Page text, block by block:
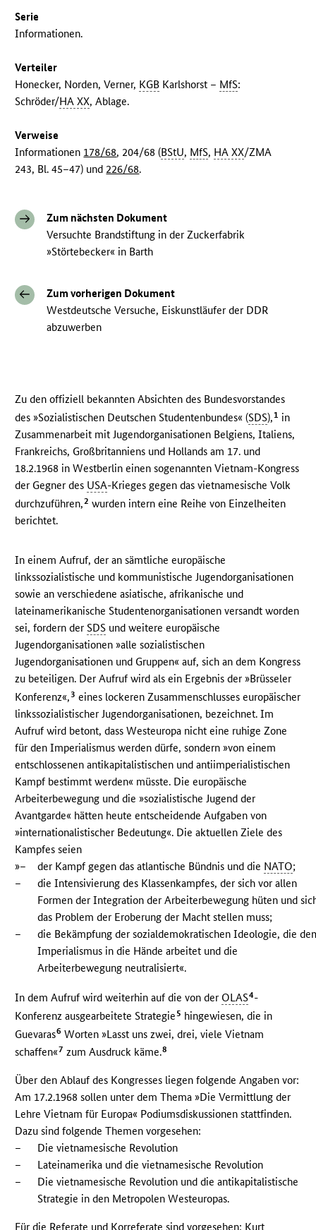
Serie
Informationen.
Verteiler
Honecker, Norden, Verner, KGB Karlshorst – MfS:
Schröder/HA XX, Ablage.
Verweise
Informationen 178/68, 204/68 (BStU, MfS, HA XX/ZMA
243, Bl. 45–47) und 226/68.
Zum nächsten Dokument
Versuchte Brandstiftung in der Zuckerfabrik
»Störtebecker« in Barth
Zum vorherigen Dokument
Westdeutsche Versuche, Eiskunstläufer der DDR
abzuwerben
Zu den offiziell bekannten Absichten des Bundesvorstandes
des »Sozialistischen Deutschen Studentenbundes« (SDS),1 in
Zusammenarbeit mit Jugendorganisationen Belgiens, Italiens,
Frankreichs, Großbritanniens und Hollands am 17. und
18.2.1968 in Westberlin einen sogenannten Vietnam-Kongress
der Gegner des USA-Krieges gegen das vietnamesische Volk
durchzuführen,2 wurden intern eine Reihe von Einzelheiten
berichtet.
In einem Aufruf, der an sämtliche europäische
linkssozialistische und kommunistische Jugendorganisationen
sowie an verschiedene asiatische, afrikanische und
lateinamerikanische Studentenorganisationen versandt worden
sei, fordern derSDS und weitere europäische
Jugendorganisationen »alle sozialistischen
Jugendorganisationen und Gruppen« auf, sich an dem Kongress
zu beteiligen. Der Aufruf wird als ein Ergebnis der »Brüsseler
Konferenz«,3 eines lockeren Zusammenschlusses europäischer
linkssozialistischer Jugendorganisationen, bezeichnet. Im
Aufruf wird betont, dass Westeuropa nicht eine ruhige Zone
für den Imperialismus werden dürfe, sondern »von einem
entschlossenen antikapitalistischen und antiimperialistischen
Kampf bestimmt werden« müsste. Die europäische
Arbeiterbewegung und die »sozialistische Jugend der
Avantgarde« hätten heute entscheidende Aufgaben von
»internationalistischer Bedeutung«. Die aktuellen Ziele des
Kampfes seien
»–
der Kampf gegen das atlantische Bündnis und die NATO;
–
die Intensivierung des Klassenkampfes, der sich vor allen
Formen der Integration der Arbeiterbewegung hüten und
das Problem der Eroberung der Macht stellen muss;
–
die Bekämpfung der sozialdemokratischen Ideologie, die
Imperialismus in die Hände arbeitet und die
Arbeiterbewegung neutralisiert«.
In dem Aufruf wird weiterhin auf die von der OLAS4-
Konferenz ausgearbeitete Strategie 5 hingewiesen, die in
Guevaras6 Worten »Lasst uns zwei, drei, viele Vietnam
schaffen«7 zum Ausdruck käme.8
Über den Ablauf des Kongresses liegen folgende Angaben vor:
Am 17.2.1968 sollen unter dem Thema »Die Vermittlung der
Lehre Vietnam für Europa« Podiumsdiskussionen stattfinden.
Dazu sind folgende Themen vorgesehen:
–
Die vietnamesische Revolution
–
Lateinamerika und die vietnamesische Revolution
–
Die vietnamesische Revolution und die antikapitalistische
Strategie in den Metropolen Westeuropas.
Für die Referate und Korreferate sind vorgesehen: Kurt